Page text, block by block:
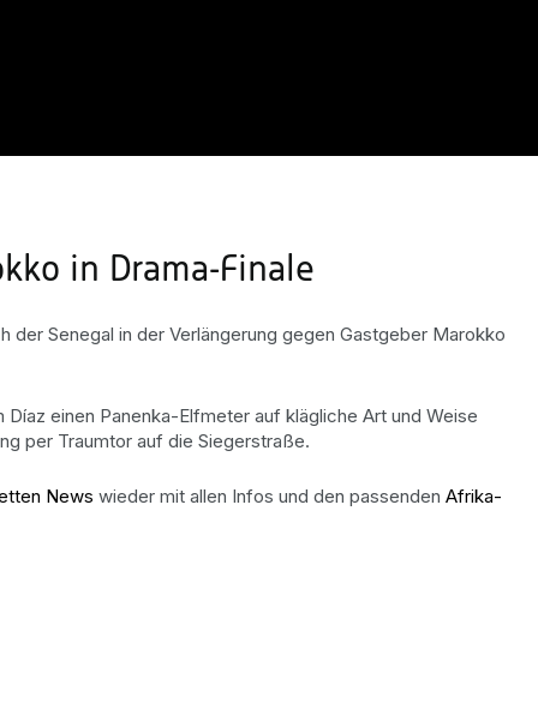
in Drama-Finale
der Senegal in der Verlängerung gegen Gastgeber Marokko
einen Panenka-Elfmeter auf klägliche Art und Weise
per Traumtor auf die Siegerstraße.
News wieder mit allen Infos und den passenden Afrika-